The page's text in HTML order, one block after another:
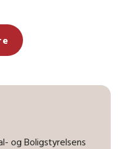
og Boligstyrelsens